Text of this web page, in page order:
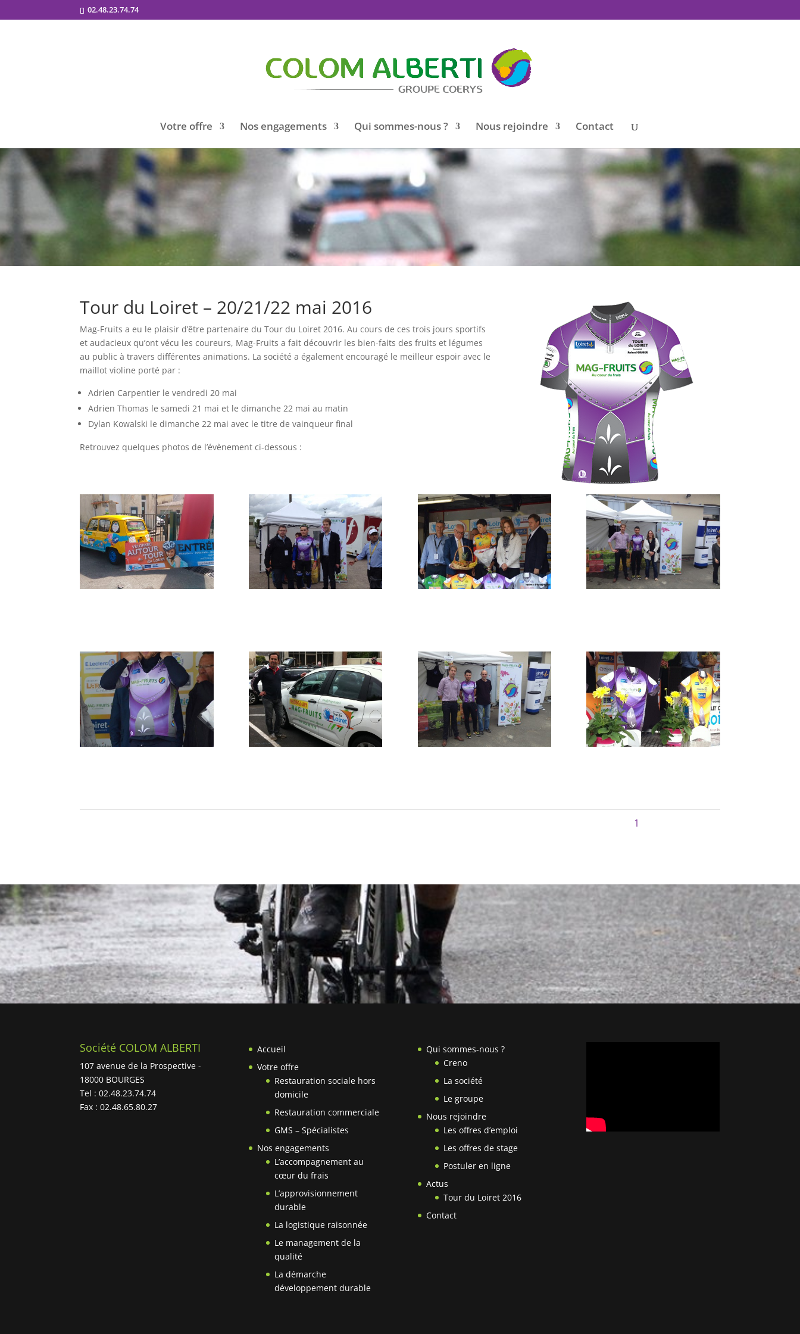
02.48.23.74.74
Votre offre Nos engagements Qui sommes-nous ? Nous rejoindre Contact
Tour du Loiret – 20/21/22 mai 2016
Mag-Fruits a eu le plaisir d’être partenaire du Tour du Loiret 2016. Au cours de ces trois jours sportifs
et audacieux qu’ont vécu les coureurs, Mag-Fruits a fait découvrir les bien-faits des fruits et légumes
au public à travers différentes animations. La société a également encouragé le meilleur espoir avec le
maillot violine porté par :
Adrien Carpentier le vendredi 20 mai
Adrien Thomas le samedi 21 mai et le dimanche 22 mai au matin
Dylan Kowalski le dimanche 22 mai avec le titre de vainqueur final
Retrouvez quelques photos de l’évènement ci-dessous :
1
Société COLOM ALBERTI
107 avenue de la Prospective -
18000 BOURGES
Tel : 02.48.23.74.74
Fax : 02.48.65.80.27
Accueil
Votre offre
Restauration sociale hors
domicile
Restauration commerciale
GMS – Spécialistes
Nos engagements
L’accompagnement au
cœur du frais
L’approvisionnement
durable
La logistique raisonnée
Le management de la
qualité
La démarche
développement durable
Qui sommes-nous ?
Creno
La société
Le groupe
Nous rejoindre
Les offres d’emploi
Les offres de stage
Postuler en ligne
Actus
Tour du Loiret 2016
Contact